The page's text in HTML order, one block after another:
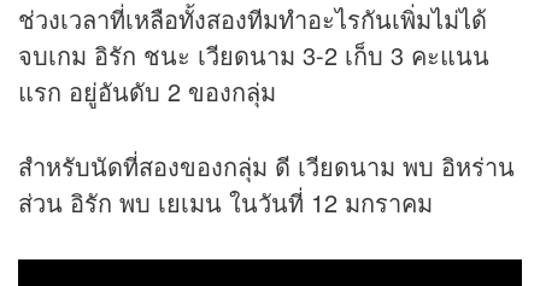
ช่วงเวลาที่เหลือทั้งสองทีมทำอะไรกันเพิ่มไม่ได้
จบเกม อิรัก ชนะ เวียดนาม 3-2 เก็บ 3 คะแนน
แรก อยู่อันดับ 2 ของกลุ่ม
สำหรับนัดที่สองของกลุ่ม ดี เวียดนาม พบ อิหร่าน
ส่วน อิรัก พบ เยเมน ในวันที่ 12 มกราคม